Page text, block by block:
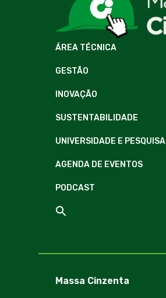
ÁREA TÉCNICA
GESTÃO
INOVAÇÃO
SUSTENTABILIDADE
UNIVERSIDADE E PESQUISA
AGENDA DE EVENTOS
PODCAST
Massa Cinzenta